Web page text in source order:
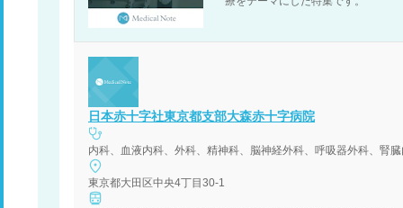
日本赤十字社東京都支部大森赤十字病院
内科、血液内科、外科、精神科、脳神経外科、呼吸器外科、腎
東京都大田区中央4丁目30-1